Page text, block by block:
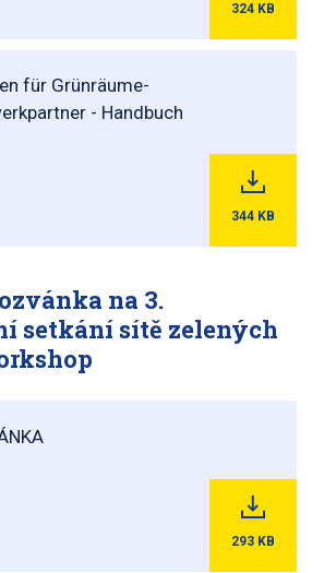
324 KB
für Grünräume-
- Handbuch
344 KB
na 3.
setkání sítě zelených
293 KB